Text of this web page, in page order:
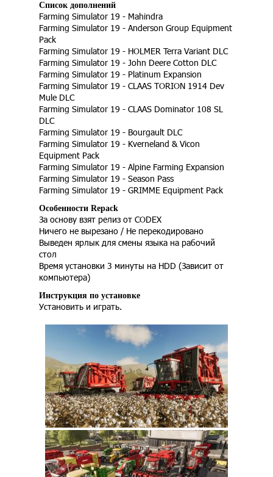
Список дополнений
Farming Simulator 19 - Mahindra
Farming Simulator 19 - Anderson Group Equipment
Pack
Farming Simulator 19 - HOLMER Terra Variant DLC
Farming Simulator 19 - John Deere Cotton DLC
Farming Simulator 19 - Platinum Expansion
Farming Simulator 19 - CLAAS TORION 1914 Dev
Mule DLC
Farming Simulator 19 - CLAAS Dominator 108 SL
DLC
Farming Simulator 19 - Bourgault DLC
Farming Simulator 19 - Kverneland & Vicon
Equipment Pack
Farming Simulator 19 - Alpine Farming Expansion
Farming Simulator 19 - Season Pass
Farming Simulator 19 - GRIMME Equipment Pack
Особенности Repack
За основу взят релиз от CODEX
Ничего не вырезано / Не перекодировано
Выведен ярлык для смены языка на рабочий
стол
Время установки 3 минуты на HDD (Зависит от
компьютера)
Инструкция по установке
Установить и играть.